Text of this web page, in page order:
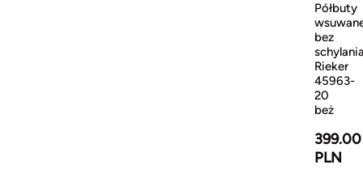
Półbuty
bez
Rieker
45963-
20
beż
399.00
PLN